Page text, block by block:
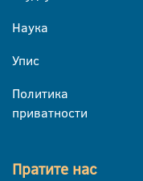
Наука
Упис
Политика
приватности
Пратите нас